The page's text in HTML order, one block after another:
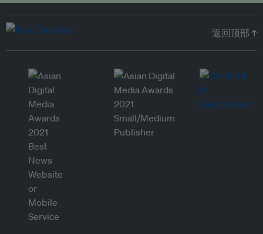
返回顶部 ↑